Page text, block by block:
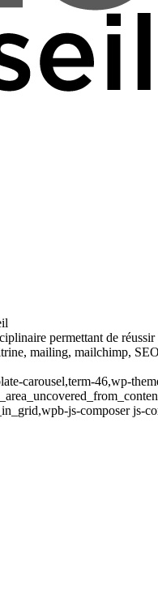
permettant de
mailing, mailchimp,
carousel,term-46,wp-
js-composer js-